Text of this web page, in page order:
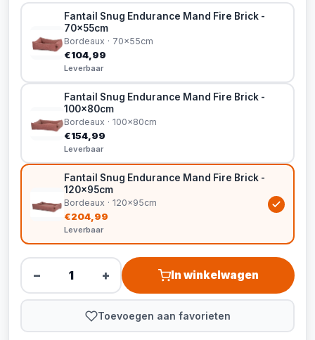
Fantail Snug Endurance Mand Fire Brick -
70x55cm
Bordeaux · 70x55cm
€104,99
Leverbaar
Fantail Snug Endurance Mand Fire Brick -
100x80cm
Bordeaux · 100x80cm
€154,99
Leverbaar
Fantail Snug Endurance Mand Fire Brick -
120x95cm
Bordeaux · 120x95cm
€204,99
Leverbaar
− + In winkelwagen
Toevoegen aan favorieten